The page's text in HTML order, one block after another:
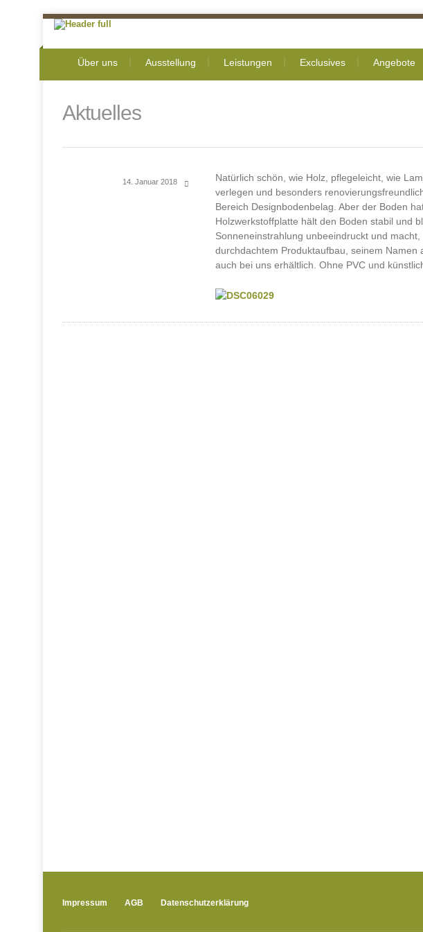
Über uns Ausstellung Leistungen Exclusives Angebote
Aktuelles
14. Januar 2018
Natürlich schön, wie Holz, pflegeleicht, wie
verlegen und besonders
Bereich Designbodenbelag. Aber der Boden
Holzwerkstoffplatte hält den Boden stabil und
Sonneneinstrahlung unbeeindruckt und
durchdachtem Produktaufbau, seinem
auch bei uns erhältlich. Ohne PVC und
Impressum AGB Datenschutzerklärung